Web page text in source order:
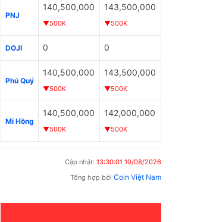
chết người rồi cố thủ trong nhà
Công an tỉnh Đồng Tháp đang điều tra
vụ án mạng xảy ra tại xã Tân Thới khiến
một người tử vong, nghi phạm bị bắt
PNJ
140,500,000
▼500K
143,500,000
▼500K
DOJI 0 0
Phú Quý
140,500,000
▼500K
143,500,000
▼500K
Mi Hồng
140,500,000
▼500K
142,000,000
▼500K
Cập nhật: 13:30:01 10/08/2026
Tổng hợp bởi Coin Việt Nam